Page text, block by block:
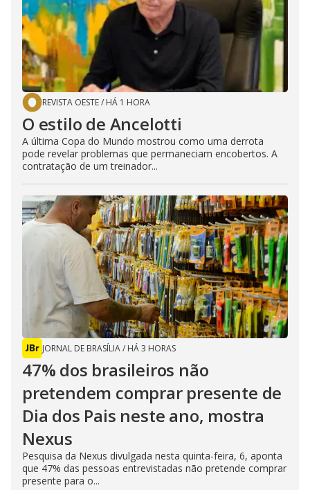
REVISTA OESTE/ HÁ 1 HORA
O estilo de Ancelotti
A última Copa do Mundo mostrou como uma derrota
pode revelar problemas que permaneciam encobertos. A
contratação de um treinador...
JORNAL DE BRASÍLIA/ HÁ 3 HORAS
47% dos brasileiros não
pretendem comprar presente de
Dia dos Pais neste ano, mostra
Nexus
Pesquisa da Nexus divulgada nesta quinta-feira, 6, aponta
que 47% das pessoas entrevistadas não pretende comprar
presente para o...